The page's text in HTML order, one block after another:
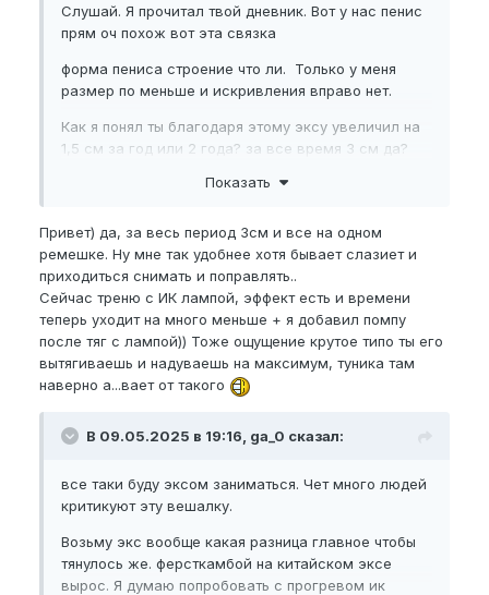
Слушай. Я прочитал твой дневник. Вот у нас пенис
прям оч похож вот эта связка
форма пениса строение что ли. Только у меня
размер по меньше и искривления вправо нет.
Как я понял ты благодаря этому эксу увеличил на
1,5 см за год или 2 года? за все время 3 см да?
и подскажи пожалуйста. Я вижу ты занимаешься
2/2 по 6 часов. А с ик лампой ты сколько по
времени экс держишь? И до сих пор с тем же
ремешковым занимаешься?
Буду очень благодарен, если ответишь.🤝
Показать
Привет) да, за весь период 3см и все на одном
ремешке. Ну мне так удобнее хотя бывает слазиет и
приходиться снимать и поправлять..
Сейчас треню с ИК лампой, эффект есть и времени
теперь уходит на много меньше + я добавил помпу
после тяг с лампой)) Тоже ощущение крутое типо ты его
вытягиваешь и надуваешь на максимум, туника там
наверно а...вает от такого
В 09.05.2025 в 19:16, ga_0 сказал:
все таки буду эксом заниматься. Чет много людей
критикуют эту вешалку.
Возьму экс вообще какая разница главное чтобы
тянулось же. ферсткамбой на китайском эксе
вырос. Я думаю попробовать с прогревом ик